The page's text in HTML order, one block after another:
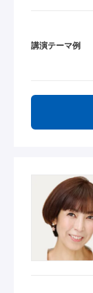
講演テーマ例